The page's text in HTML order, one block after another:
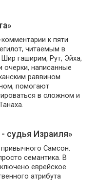
к пяти
читаемым в
гаширим, Рут, Эйха,
очерки, написанные
раввином
помогают
в сложном и
судья Израиля»
Самсон.
семантика. В
еврейское
атрибута